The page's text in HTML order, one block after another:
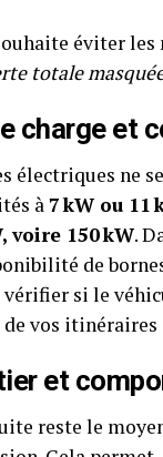
éviter les
totale
charge et
électriques ne
à7 kW ou 11
voire 150 kW.
de
vérifier si le
vos itinéraires
et
reste le